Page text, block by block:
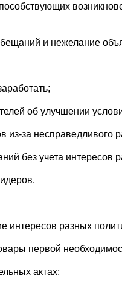
и нежелание
об улучшении
из-за
без учета интересов
интересов разных
первой
актах;